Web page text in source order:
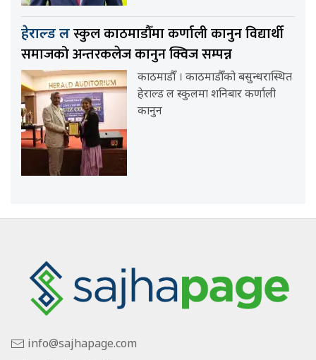
हेराल्ड लस्कुल काठमाडौँमा कर्णाली कानुन विद्यार्थी
समाजको अन्तरकलेज कानुन क्विज सम्पन्न
काठमाडौँ । काठमाडौँको बसुन्धरास्थित
हेराल्ड ल स्कुलमा शनिबार कर्णाली
कानुन
info@sajhapage.com